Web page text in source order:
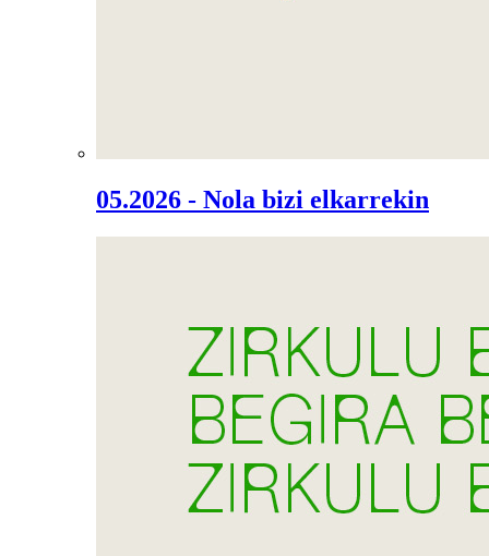
05.2026 - Nola bizi elkarrekin